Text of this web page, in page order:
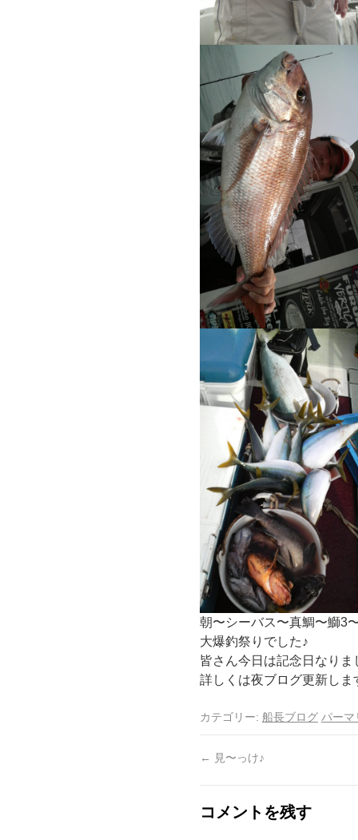
朝〜シーバス〜真鯛〜鰤3
大爆釣祭りでした♪
皆さん今日は記念日なりま
詳しくは夜ブログ更新し
カテゴリー: 船長ブログ パーマ
← 見〜っけ♪
コメントを残す